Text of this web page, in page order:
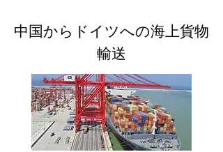
中国からドイツへの海上貨物
輸送